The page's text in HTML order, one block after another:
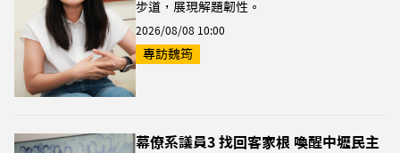
步道，展現解題韌性。
2026/08/08 10:00
專訪魏筠
幕僚系議員3 找回客家根 喚醒中壢民主